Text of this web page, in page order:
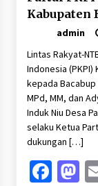
Kabupaten
admin
Lintas Rakyat-
Indonesia
kepada Bacabup
MPd, MM, dan
Induk Niu Desa
selaku Ketua
dukungan […]